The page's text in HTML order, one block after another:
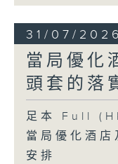
31/07/2026
當局優化
頭套的落
足本 Full
當局優化酒店
安排